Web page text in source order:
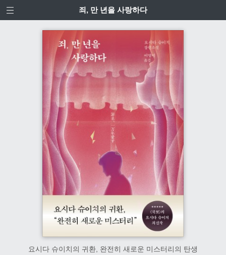
죄, 만 년을 사랑하다
요시다 슈이치의 귀환, 완전히 새로운 미스터리의 탄생